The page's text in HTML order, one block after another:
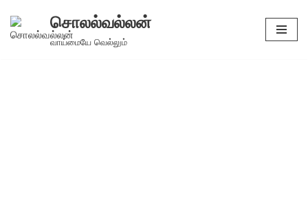
Skip
சொலல்வல்லன்
வாய்மையே வெல்லும்